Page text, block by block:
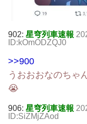
902: 星穹列車速報
ID:kOmODZQJ0
>>900
うおおおなのちゃ
😭
906: 星穹列車速報
ID:SiZMjZAod